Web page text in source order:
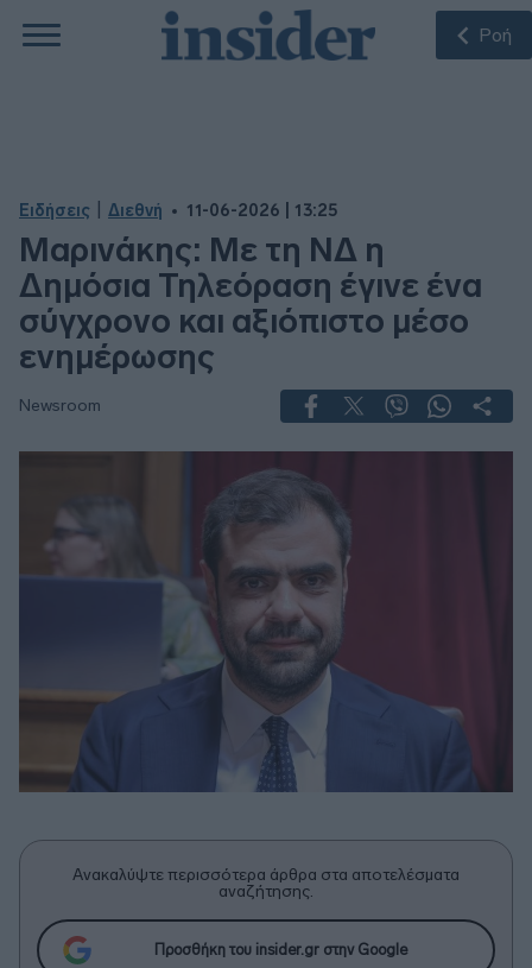
Ροή
Ειδήσεις Διεθνή 11-06-2026 | 13:25
Μαρινάκης: Με τη ΝΔ η
Δημόσια Τηλεόραση έγινε ένα
σύγχρονο και αξιόπιστο μέσο
ενημέρωσης
Newsroom
Ανακαλύψτε περισσότερα άρθρα στα αποτελέσματα
αναζήτησης.
Προσθήκη του insider.gr στην Google